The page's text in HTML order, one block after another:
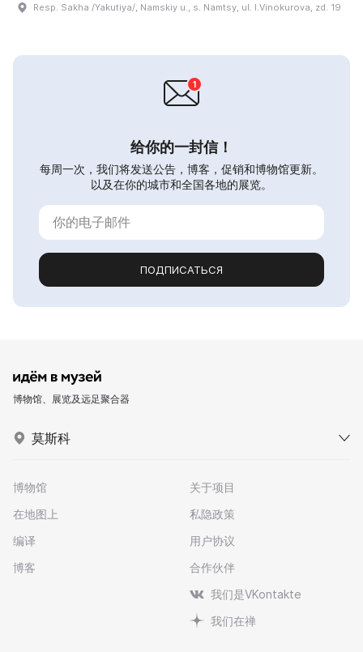
Resp. Sakha /Yakutiya/, Namskiy u., s. Namtsy, ul. I.Vinokurova, zd. 19
给你的一封信！
每周一次，我们将发送公告，博客，促销和博物馆更新。
以及在你的城市和全国各地的展览。
ПОДПИСАТЬСЯ
博物馆、展览及远足聚合器
莫斯科
博物馆
在地图上
编译
博客
关于项目
私隐政策
用户协议
合作伙伴
我们是VKontakte
我们在禅